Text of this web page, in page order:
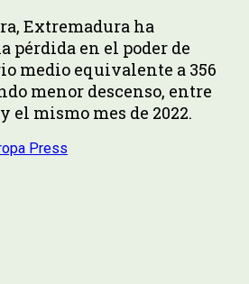
Extremadura ha
pérdida en el poder de
medio equivalente a 356
menor descenso, entre
el mismo mes de 2022.
Press